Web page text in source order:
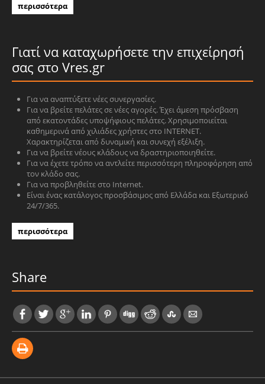
περισσότερα
Γιατί να καταχωρήσετε την επιχείρησή
σας στο Vres.gr
Για να αναπτύξετε νέες συνεργασίες.
Για να βρείτε πελάτες σε νέες αγορές. Έχει άμεση πρόσβαση
από εκατοντάδες υποψήφιους πελάτες. Χρησιμοποιείται
καθημερινά από χιλιάδες χρήστες στο INTERNET.
Χαρακτηρίζεται από δυναμική και συνεχή εξέλιξη.
Για να βρείτε νέους κλάδους να δραστηριοποιηθείτε.
Για να έχετε τρόπο να αντλείτε περισσότερη πληροφόρηση από
τον κλάδο σας.
Για να προβληθείτε στο Internet.
Είναι ένας κατάλογος προσβάσιμος από Ελλάδα και Εξωτερικό
24/7/365.
περισσότερα
Share